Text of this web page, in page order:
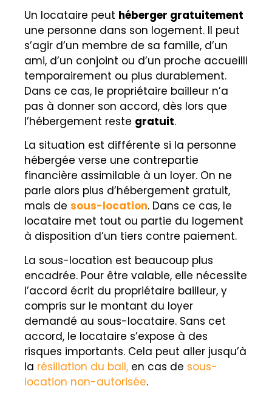
Un locataire peut héberger gratuitement
une personne dans son logement. Il peut
s’agir d’un membre de sa famille, d’un
ami, d’un conjoint ou d’un proche accueilli
temporairement ou plus durablement.
Dans ce cas, le propriétaire bailleur n’a
pas à donner son accord, dès lors que
l’hébergement reste gratuit.
La situation est différente si la personne
hébergée verse une contrepartie
financière assimilable à un loyer. On ne
parle alors plus d’hébergement gratuit,
mais de sous-location. Dans ce cas, le
locataire met tout ou partie du logement
à disposition d’un tiers contre paiement.
La sous-location est beaucoup plus
encadrée. Pour être valable, elle nécessite
l’accord écrit du propriétaire bailleur, y
compris sur le montant du loyer
demandé au sous-locataire. Sans cet
accord, le locataire s’expose à des
risques importants. Cela peut aller jusqu’à
la résiliation du bail, en cas de sous-
location non-autorisée.